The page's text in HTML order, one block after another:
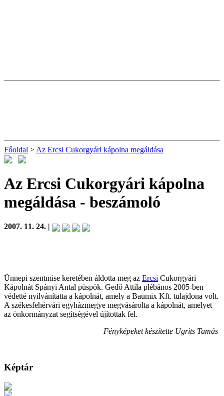
Főoldal > Az Ercsi Cukorgyári kápolna megáldása
Az Ercsi Cukorgyári kápolna
megáldása - beszámoló
2007. 11. 24. |
Ünnepi szentmise keretében áldotta meg az Ercsi Cukorgyári
Kápolnát Spányi Antal püspök. Gedő Attila plébános 2005-ben
védetté nyilvánítatta a kápolnát, amely a Baumix Kft. tulajdona volt.
A székesfehérvári egyházmegye megvásárolta a kápolnát, amelyet
az önkormányzat segítségével újítottak fel.
Fényképeket készítette Ugrits Tamás
Képtár